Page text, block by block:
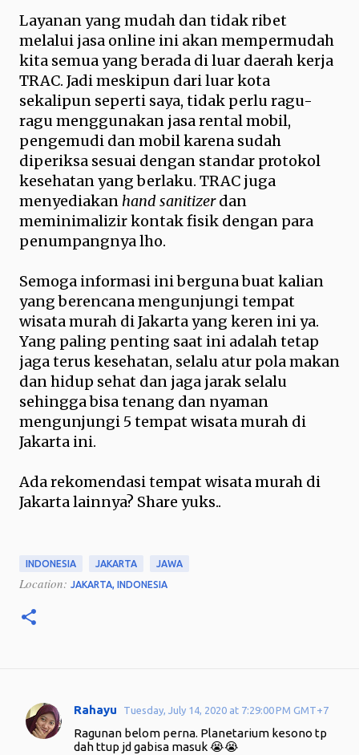
Layanan yang mudah dan tidak ribet
melalui jasa online ini akan mempermudah
kita semua yang berada di luar daerah kerja
TRAC. Jadi meskipun dari luar kota
sekalipun seperti saya, tidak perlu ragu-
ragu menggunakan jasa rental mobil,
pengemudi dan mobil karena sudah
diperiksa sesuai dengan standar protokol
kesehatan yang berlaku. TRAC juga
menyediakan hand sanitizerdan
meminimalizir kontak fisik dengan para
penumpangnya lho.
Semoga informasi ini berguna buat kalian
yang berencana mengunjungi tempat
wisata murah di Jakarta yang keren ini ya.
Yang paling penting saat ini adalah tetap
jaga terus kesehatan, selalu atur pola makan
dan hidup sehat dan jaga jarak selalu
sehingga bisa tenang dan nyaman
mengunjungi 5 tempat wisata murah di
Jakarta ini.
Ada rekomendasi tempat wisata murah di
Jakarta lainnya? Share yuks..
INDONESIA JAKARTA JAWA
Location: JAKARTA, INDONESIA
C
o
Rahayu Tuesday, July 14, 2020 at 7:29:00 PM GMT+7
Ragunan belom perna. Planetarium kesono tp
dah ttup jd gabisa masuk 😭😭